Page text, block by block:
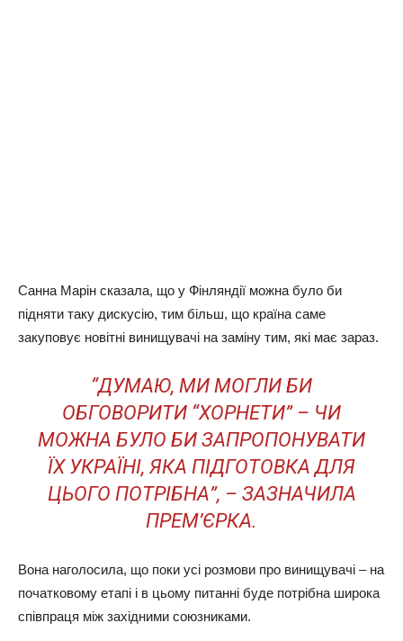
Санна Марін сказала, що у Фінляндії можна було би
підняти таку дискусію, тим більш, що країна саме
закуповує новітні винищувачі на заміну тим, які має зараз.
“ДУМАЮ, МИ МОГЛИ БИ
ОБГОВОРИТИ “ХОРНЕТИ” – ЧИ
МОЖНА БУЛО БИ ЗАПРОПОНУВАТИ
ЇХ УКРАЇНІ, ЯКА ПІДГОТОВКА ДЛЯ
ЦЬОГО ПОТРІБНА”, – ЗАЗНАЧИЛА
ПРЕМ’ЄРКА.
Вона наголосила, що поки усі розмови про винищувачі – на
початковому етапі і в цьому питанні буде потрібна широка
співпраця між західними союзниками.